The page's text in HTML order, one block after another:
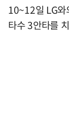
10~12일 LG와
타수 3안타를